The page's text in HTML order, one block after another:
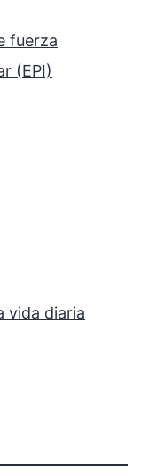
fuerza
(EPI)
vida diaria